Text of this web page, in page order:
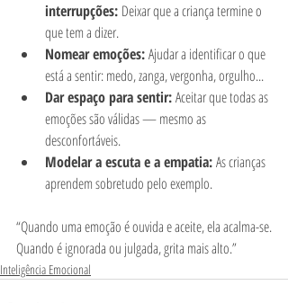
interrupções: Deixar que a criança termine o
que tem a dizer.
Nomear emoções: Ajudar a identificar o que
está a sentir: medo, zanga, vergonha, orgulho...
Dar espaço para sentir: Aceitar que todas as
emoções são válidas — mesmo as
desconfortáveis.
Modelar a escuta e a empatia: As crianças
aprendem sobretudo pelo exemplo.
“Quando uma emoção é ouvida e aceite, ela acalma-se.
Quando é ignorada ou julgada, grita mais alto.”
Inteligência Emocional